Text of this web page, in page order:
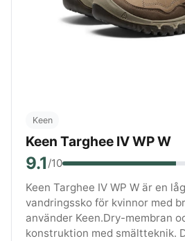
Keen
Keen Targhee IV WP W
9.1 /10
Keen Targhee IV WP W är en
vandringssko för kvinnor med
använder Keen.Dry-membran
konstruktion med smältteknik.